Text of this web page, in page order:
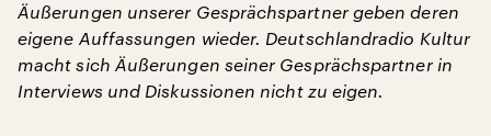
Äußerungen unserer Gesprächspartner geben deren
eigene Auffassungen wieder. Deutschlandradio Kultur
macht sich Äußerungen seiner Gesprächspartner in
Interviews und Diskussionen nicht zu eigen.